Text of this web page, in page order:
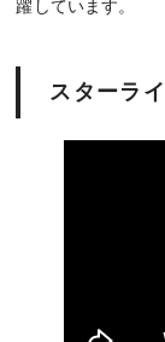
躍しています。
スターラ